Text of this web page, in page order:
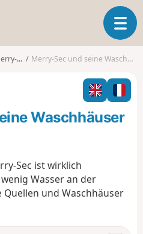
T
o
g
l
n
a
i
Sec Merry-Sec und seine Waschhäuser
Waschhäuser
Sec ist wirklich
Wasser an der
Quellen und Waschhäuser